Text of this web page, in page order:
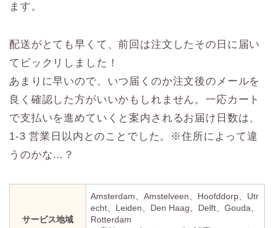
ます。
配送がとても早くて、前回は注文したその日に届い
てビックリしました！
あまりに早いので、いつ届くのか注文後のメールを
良く確認した方がいいかもしれません。一応カート
で支払いを進めていくと案内されるお届け日数は、
1-3 営業日以内とのことでした。※住所によって違
うのかな…？
サービス地域
Amsterdam、Amstelveen、Hoofddorp、Utr
echt、Leiden、Den Haag、Delft、Gouda、
Rotterdam